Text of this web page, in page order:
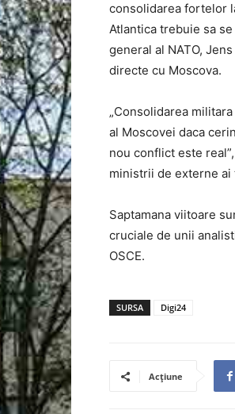
consolidarea fortelor
Atlantica trebuie sa
general al NATO,
directe cu Moscova.
„Consolidarea
al Moscovei daca
nou conflict este
ministrii de externe ai
Saptamana viitoare
cruciale de unii
OSCE.
SURSA Digi24
Acțiune